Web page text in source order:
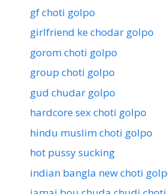
gf choti golpo
girlfriend ke chodar golpo
gorom choti golpo
group choti golpo
gud chudar golpo
hardcore sex choti golpo
hindu muslim choti golpo
hot pussy sucking
indian bangla new choti